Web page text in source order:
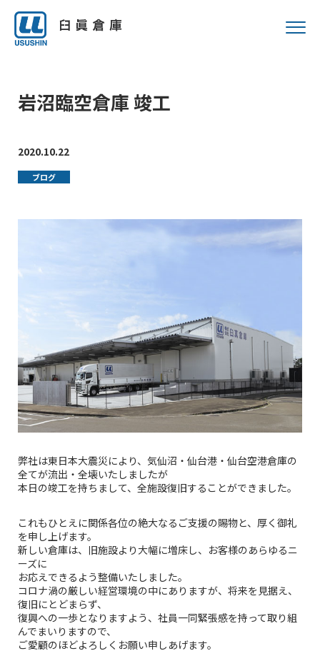
岩沼臨空倉庫 竣工
2020.10.22
ブログ
弊社は東日本大震災により、気仙沼・仙台港・仙台空港倉庫の
全てが流出・全壊いたしましたが
本日の竣工を持ちまして、全施設復旧することができました。
これもひとえに関係各位の絶大なるご支援の賜物と、厚く御礼
を申し上げます。
新しい倉庫は、旧施設より大幅に増床し、お客様のあらゆるニ
ーズに
お応えできるよう整備いたしました。
コロナ渦の厳しい経営環境の中にありますが、将来を見据え、
復旧にとどまらず、
復興への一歩となりますよう、社員一同緊張感を持って取り組
んでまいりますので、
ご愛顧のほどよろしくお願い申しあげます。